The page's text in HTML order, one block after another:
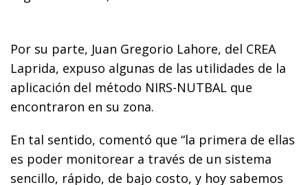
Por su parte, Juan Gregorio Lahore, del CREA
Laprida, expuso algunas de las utilidades de la
aplicación del método NIRS-NUTBAL que
encontraron en su zona.
En tal sentido, comentó que “la primera de ellas
es poder monitorear a través de un sistema
sencillo, rápido, de bajo costo, y hoy sabemos